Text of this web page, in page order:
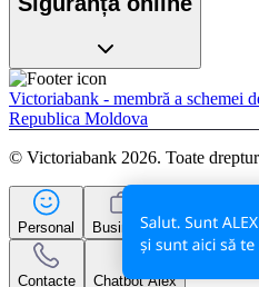
Victoriabank - membră a schemei
Republica Moldova
© Victoriabank 2026. Toate
Personal Business
Contacte Chatbot Alex